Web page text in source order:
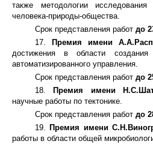
также методологии
человека-природы-общества.
Срок представления работ до
17.
Премия имени
достижения в области создания
автоматизированного управления.
Срок представления работ до
18.
Премия имени
научные работы по тектонике.
Срок представления работ до
19. Премия имени
работы в области общей